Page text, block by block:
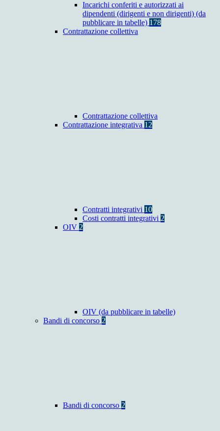
Incarichi conferiti e autorizzati ai
dipendenti (dirigenti e non dirigenti) (da
pubblicare in tabelle) 178
Contrattazione collettiva
Contrattazione collettiva
Contrattazione integrativa 12
Contratti integrativi 10
Costi contratti integrativi 2
OIV 2
OIV (da pubblicare in tabelle)
Bandi di concorso 2
Bandi di concorso 2